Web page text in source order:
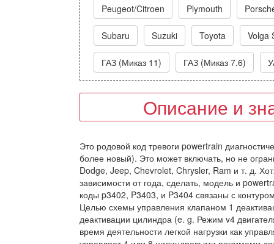
Peugeot/Citroen Plymouth
Subaru Suzuki Toyota Volga
ГАЗ (Миказ 11) ГАЗ (Миказ 7.6)
Описание и
Это родовой код тревоги powertrain
более новый). Это может включать, но не
Dodge, Jeep, Chevrolet, Chrysler, Ram и т. д.
зависимости от года, сделать, модель и
коды p3402, P3403, и P3404 связаны с
Целью схемы управления клапаном 1
деактивации цилиндра (e. g. Режим v4
время деятельности легкой нагрузки как